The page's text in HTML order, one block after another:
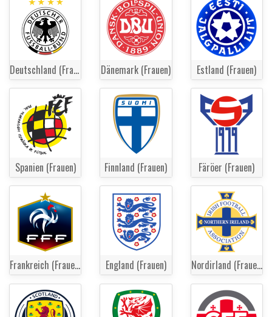
Deutschland (Frauen) Dänemark (Frauen) Estland (Frauen)
Spanien (Frauen) Finnland (Frauen) Färöer (Frauen)
Frankreich (Frauen) England (Frauen) Nordirland (Frauen)